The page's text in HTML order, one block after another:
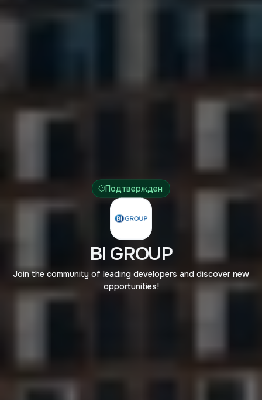
Подтвержден
BI GROUP
Join the community of leading developers and discover new
opportunities!